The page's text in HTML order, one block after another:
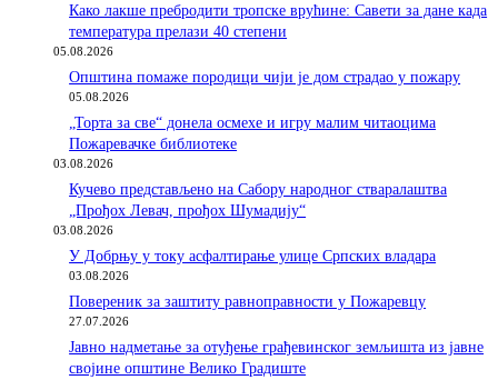
Како лакше пребродити тропске врућине: Савети за дане када
температура прелази 40 степени
05.08.2026
Општина помаже породици чији је дом страдао у пожару
05.08.2026
„Торта за све“ донела осмехе и игру малим читаоцима
Пожаревачке библиотеке
03.08.2026
Кучево представљено на Сабору народног стваралаштва
„Прођох Левач, прођох Шумадију“
03.08.2026
У Добрњу у току асфалтирање улице Српских владара
03.08.2026
Повереник за заштиту равноправности у Пожаревцу
27.07.2026
Јавно надметање за отуђење грађевинског земљишта из јавне
својине општине Велико Градиште